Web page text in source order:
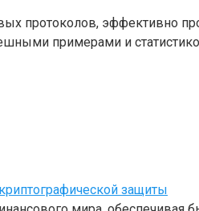
протоколов, эффективно
примерами и
защиты